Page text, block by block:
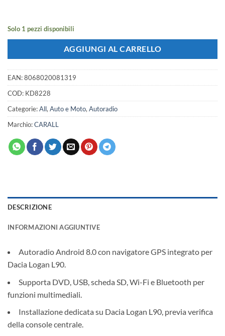
238,00 €.
Solo 1 pezzi disponibili
AGGIUNGI AL CARRELLO
EAN:8068020081319
COD: KD8228
Categorie:All, Auto e Moto, Autoradio
Marchio:CARALL
DESCRIZIONE
INFORMAZIONI AGGIUNTIVE
Autoradio Android 8.0 con navigatore GPS integrato per
Dacia Logan L90.
Supporta DVD, USB, scheda SD, Wi-Fi e Bluetooth per
funzioni multimediali.
Installazione dedicata su Dacia Logan L90, previa verifica
della console centrale.